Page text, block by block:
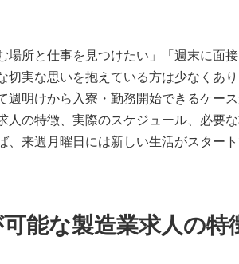
場所と仕事を見つけたい」「週末に面
切実な思いを抱えている方は少なくあ
週明けから入寮・勤務開始できるケー
人の特徴、実際のスケジュール、必要
、来週月曜日には新しい生活がスタート
能な製造業求人の特